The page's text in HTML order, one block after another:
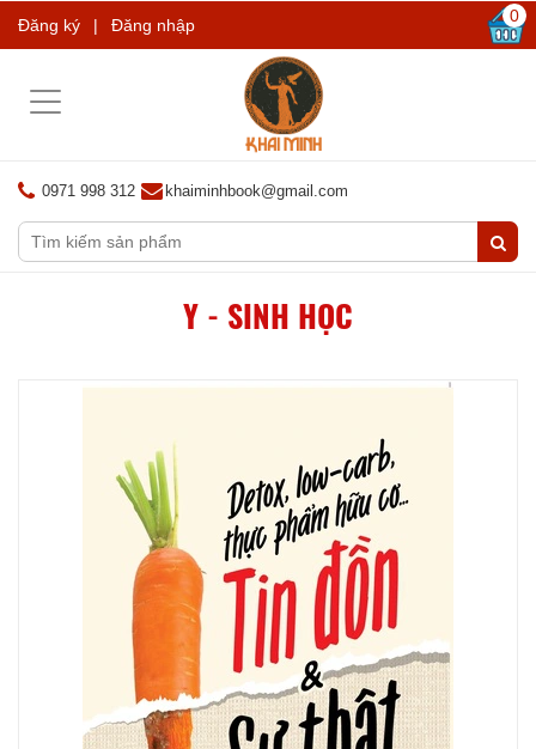
Đăng ký | Đăng nhập 0
Toggle
0971 998 312 khaiminhbook@gmail.com
Y - SINH HỌC